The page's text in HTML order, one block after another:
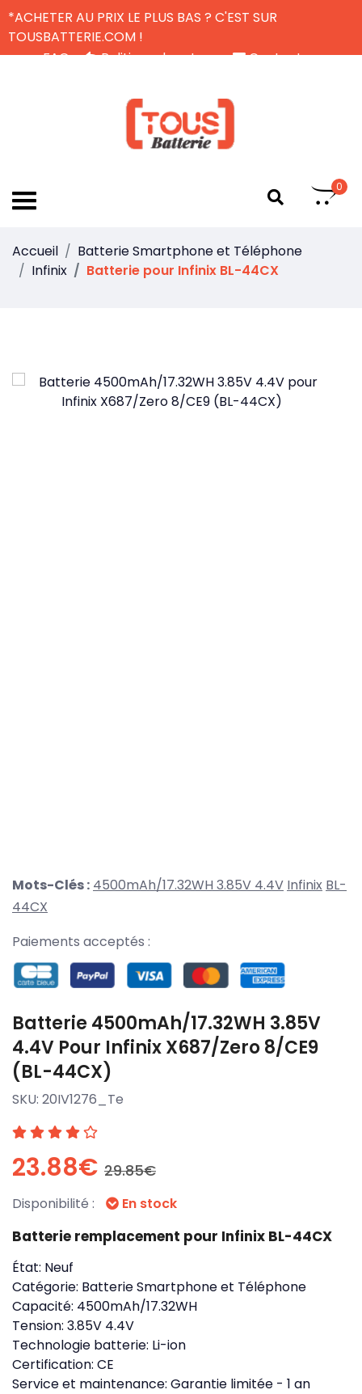
*ACHETER AU PRIX LE PLUS BAS ? C'EST SUR
TOUSBATTERIE.COM !
FAQ
Politique de retour
Contactez-nous
0
Accueil
Batterie Smartphone et Téléphone
Infinix
Batterie pour Infinix BL-44CX
Mots-Clés : 4500mAh/17.32WH 3.85V 4.4V Infinix BL-
44CX
Paiements acceptés :
Batterie 4500mAh/17.32WH 3.85V
4.4V Pour Infinix X687/Zero 8/CE9
(BL-44CX)
SKU: 20IV1276_Te
23.88€ 29.85€
Disponibilité : En stock
Batterie remplacement pour Infinix BL-44CX
État: Neuf
Catégorie: Batterie Smartphone et Téléphone
Capacité: 4500mAh/17.32WH
Tension: 3.85V 4.4V
Technologie batterie: Li-ion
Certification: CE
Service et maintenance: Garantie limitée - 1 an